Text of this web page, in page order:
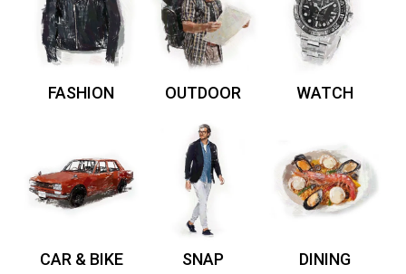
FASHION OUTDOOR WATCH
CAR & BIKE SNAP DINING